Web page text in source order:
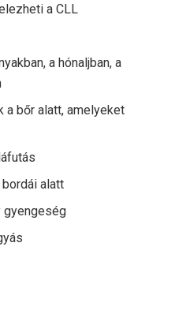
a CLL
a hónaljban, a
bőr alatt, amelyeket
alatt
gyengeség